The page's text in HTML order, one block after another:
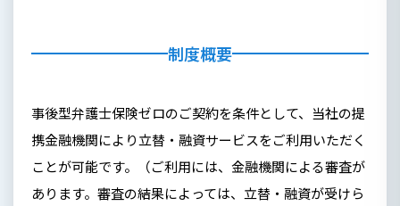
制度概要
事後型弁護士保険ゼロのご契約を条件として、当社の提
携金融機関により立替・融資サービスをご利用いただく
ことが可能です。（ご利用には、金融機関による審査が
あります。審査の結果によっては、立替・融資が受けら